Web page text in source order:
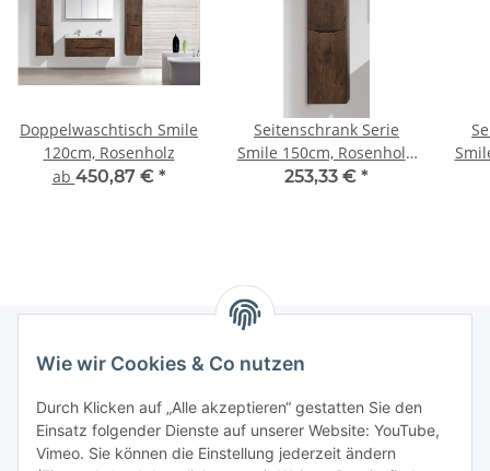
Wie wir Cookies & Co nutzen
Durch Klicken auf „Alle akzeptieren“ gestatten Sie den
Einsatz folgender Dienste auf unserer Website: YouTube,
Vimeo. Sie können die Einstellung jederzeit ändern
Doppelwaschtisch Smile
120cm, Rosenholz
ab 450,87 € *
Seitenschrank Serie
Smile 150cm, Rosenholz,
rechts
253,33 € *
Gesetzliche Informationen